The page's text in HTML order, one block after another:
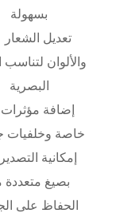
بسهولة
تعديل الشعار
والألوان لتناسب
البصرية
إضافة مؤثرات
خاصة وخلفيات
إمكانية التصدير
بصيغ متعددة
الحفاظ على